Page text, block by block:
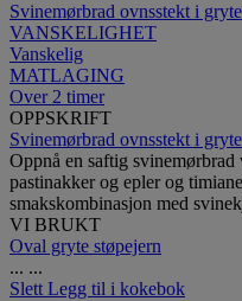
Svinemørbrad ovnsstekt i
VANSKELIGHET
Vanskelig
MATLAGING
Over 2 timer
OPPSKRIFT
Svinemørbrad ovnsstekt i
Oppnå en saftig
pastinakker og epler og
smakskombinasjon med
VI BRUKT
Oval gryte støpejern
... ...
Slett Legg til i kokebok